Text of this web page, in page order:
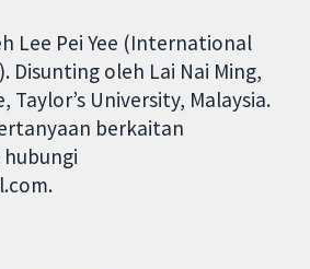
Lee Pei Yee (International
Disunting oleh Lai Nai Ming,
Taylor’s University, Malaysia.
berkaitan